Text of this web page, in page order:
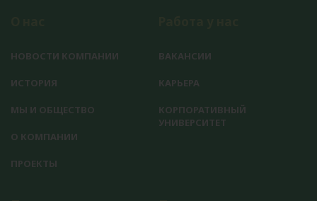
НОВОСТИ КОМПАНИИ
ИСТОРИЯ
МЫ И ОБЩЕСТВО
О КОМПАНИИ
ПРОЕКТЫ
ВАКАНСИИ
КАРЬЕРА
КОРПОРАТИВНЫЙ
УНИВЕРСИТЕТ